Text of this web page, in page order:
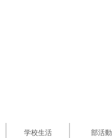
学校生活 部活動